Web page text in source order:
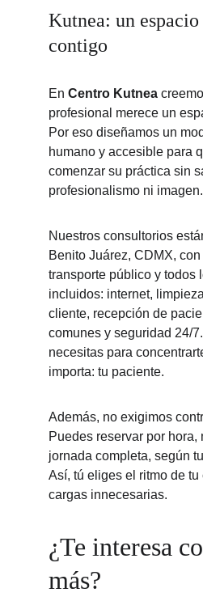
Kutnea: un espacio
contigo
En Centro Kutnea
profesional merece un
Por eso diseñamos un
humano y accesible para
comenzar su práctica sin
profesionalismo ni imagen.
Nuestros consultorios
Benito Juárez, CDMX,
transporte público y todos
incluidos: internet,
cliente, recepción de
comunes y seguridad 24/
necesitas para
importa: tu paciente.
Además, no exigimos
Puedes reservar por hora,
jornada completa, según
Así, tú eliges el ritmo de tu
cargas innecesarias.
¿Te interesa
más?